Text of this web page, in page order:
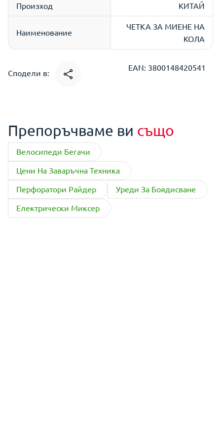
Произход КИТАЙ
Наименование
ЧЕТКА ЗА МИЕНЕ НА
КОЛА
Сподели в:
EAN: 3800148420541
Препоръчваме ви също
Велосипеди Бегачи
Цени На Заваръчна Техника
Перфоратори Райдер
Уреди За Боядисване
Електрически Миксер